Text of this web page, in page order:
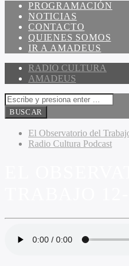
PROGRAMACIÓN
NOTICIAS
CONTACTO
QUIENES SOMOS
IR A AMADEUS
RADIO CULTURA
AMADEUS
El Observatorio del
Radio Cultura Podcast